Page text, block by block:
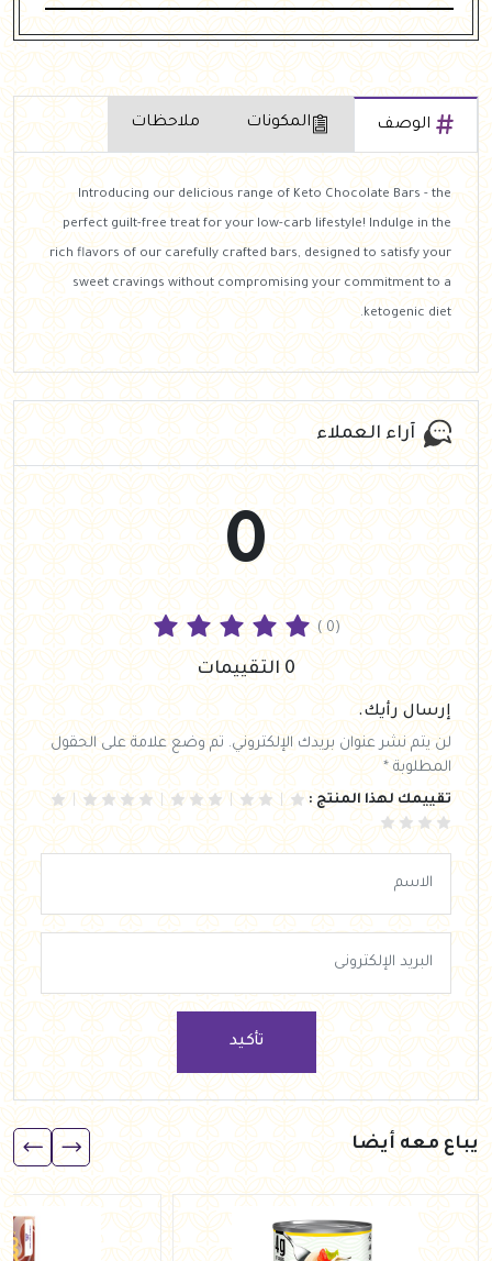
الوصف المكونات ملاحظات
Introducing our delicious range of Keto Chocolate Bars - the
perfect guilt-free treat for your low-carb lifestyle! Indulge in the
rich flavors of our carefully crafted bars, designed to satisfy your
sweet cravings without compromising your commitment to a
ketogenic diet.
آراء العملاء
0
( 0)
0 التقييمات
إرسال رأيك.
لن يتم نشر عنوان بريدك الإلكتروني. تم وضع علامة على الحقول
المطلوبة *
تقييمك لهذا المنتج :
تأكيد
يباع معه أيضا